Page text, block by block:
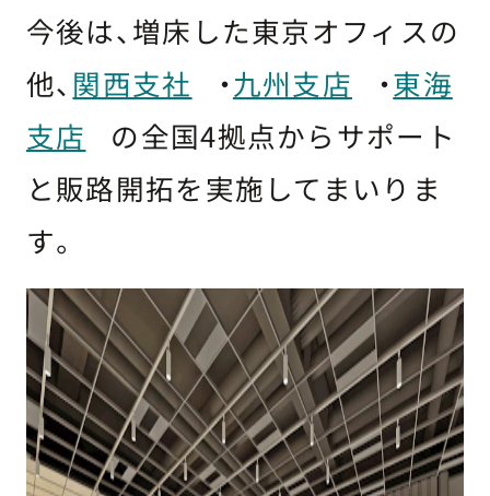
今後は、増床した東京オフィスの
他、 関西支社 ・九州支店 ・東海
支店
の全国4拠点からサポート
と販路開拓を実施してまいりま
す。